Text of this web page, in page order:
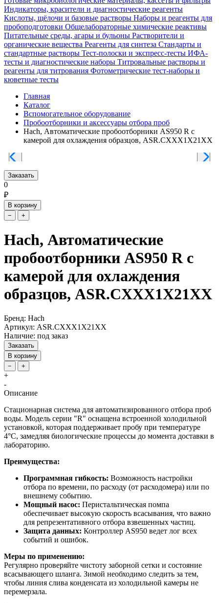
Индикаторы, красители и диагностические реагенты
Кислоты, щёлочи и базовые растворы Наборы и реагенты для
пробоподготовки Общелабораторные химические реактивы
Питательные среды, агары и бульоны Растворители и
органические вещества Реагенты для синтеза Стандарты и
стандартные растворы Тест-полоски и экспресс-тесты ИФА-
тесты и диагностические наборы Титровальные растворы и
реагенты для титрования Фотометрические тест-наборы и
кюветные тесты
Главная
Каталог
Вспомогательное оборудование
Пробоотборники и аксессуары отбора проб
Hach, Автоматические пробоотборники AS950 R с
камерой для охлаждения образцов, ASR.CXXX1X21XX
Заказать
0
₽
В корзину
−
+
Hach, Автоматические
пробоотборники AS950 R с
камерой для охлаждения
образцов, ASR.CXXX1X21XX
Бренд: Hach
Артикул: ASR.CXXX1X21XX
Наличие: под заказ
Заказать
В корзину
−
+
+
-
Описание
Стационарная система для автоматизированного отбора проб
воды. Модель серии "R" оснащена встроенной холодильной
установкой, которая поддерживает пробу при температуре
4°C, замедляя биологические процессы до момента доставки в
лабораторию.
Преимущества:
Программная гибкость: Возможность настройки
отбора по времени, по расходу (от расходомера) или по
внешнему событию.
Мощный насос: Перистальтическая помпа
обеспечивает высокую скорость всасывания, что важно
для репрезентативного отбора взвешенных частиц.
Защита данных: Контроллер AS950 ведет лог всех
событий и ошибок.
Меры по применению:
Регулярно проверяйте чистоту заборной сетки и состояние
всасывающего шланга. Зимой необходимо следить за тем,
чтобы линия слива конденсата из холодильной камеры не
перемерзала.